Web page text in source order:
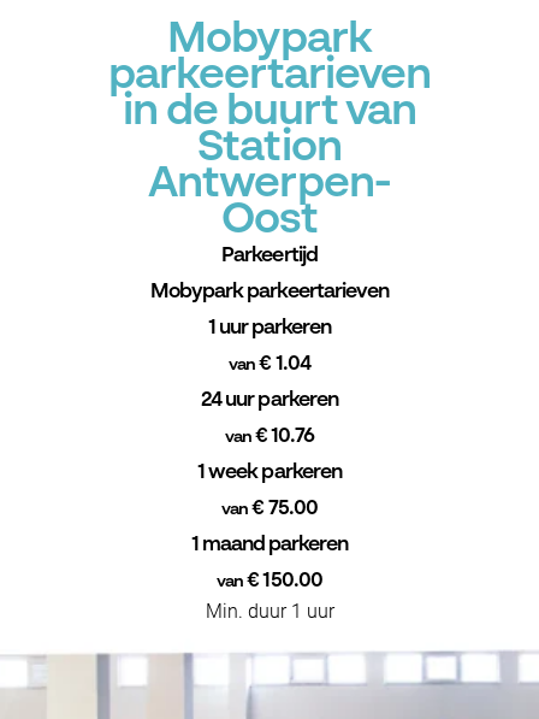
Mobypark
parkeertarieven
in de buurt van
Station
Antwerpen-
Oost
Parkeertijd
Mobypark parkeertarieven
1 uur parkeren
van € 1.04
24 uur parkeren
van€ 10.76
1 week parkeren
van € 75.00
1 maand parkeren
van € 150.00
Min. duur 1 uur